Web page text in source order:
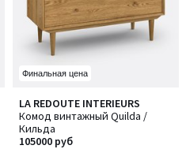
Финальная цена
LA REDOUTE INTERIEURS
Комод винтажный Quilda /
Кильда
105000 руб
4,3
/ 5